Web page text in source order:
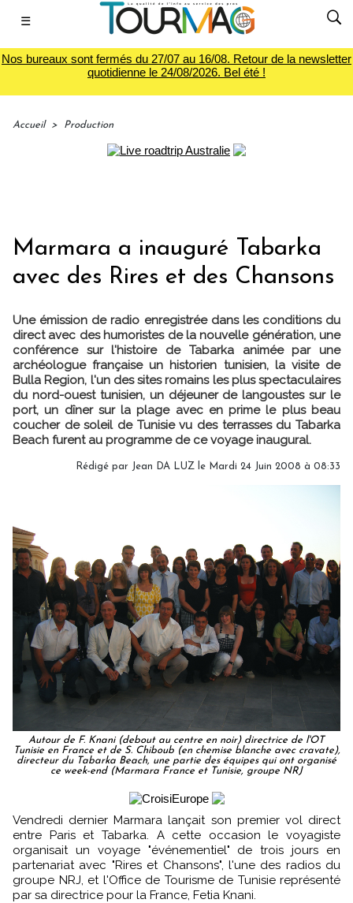
☰
Nos bureaux sont fermés du 27/07 au 16/08. Retour de la newsletter
quotidienne le 24/08/2026. Bel été !
Accueil > Production
Marmara a inauguré Tabarka
avec des Rires et des Chansons
Une émission de radio enregistrée dans les conditions du
direct avec des humoristes de la nouvelle génération, une
conférence sur l'histoire de Tabarka animée par une
archéologue française un historien tunisien, la visite de
Bulla Region, l'un des sites romains les plus spectaculaires
du nord-ouest tunisien, un déjeuner de langoustes sur le
port, un dîner sur la plage avec en prime le plus beau
coucher de soleil de Tunisie vu des terrasses du Tabarka
Beach furent au programme de ce voyage inaugural.
Rédigé par Jean DA LUZ le Mardi 24 Juin 2008 à 08:33
Autour de F. Knani (debout au centre en noir) directrice de l'OT
Tunisie en France et de S. Chiboub (en chemise blanche avec cravate),
directeur du Tabarka Beach, une partie des équipes qui ont organisé
ce week-end (Marmara France et Tunisie, groupe NRJ
Vendredi dernier Marmara lançait son premier vol direct
entre Paris et Tabarka. A cette occasion le voyagiste
organisait un voyage "événementiel" de trois jours en
partenariat avec "Rires et Chansons", l'une des radios du
groupe NRJ, et l'Office de Tourisme de Tunisie représenté
par sa directrice pour la France, Fetia Knani.